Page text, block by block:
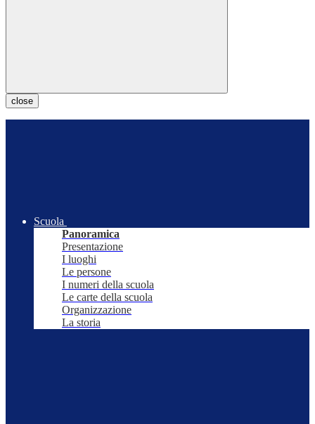
close
Scuola
Panoramica
Presentazione
I luoghi
Le persone
I numeri della scuola
Le carte della scuola
Organizzazione
La storia